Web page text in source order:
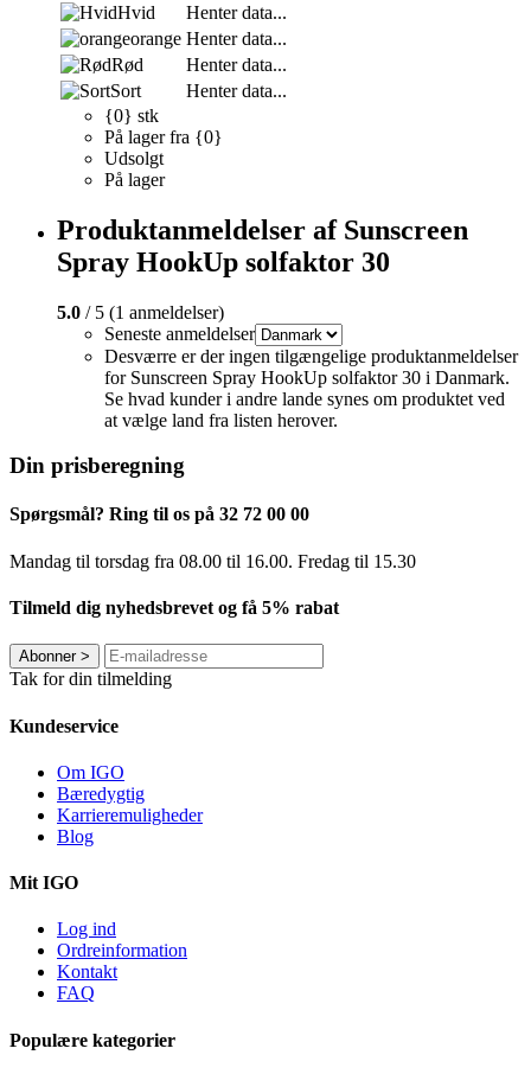
Hvid
Henter data...
orange Henter data...
Rød
Henter data...
Sort
Henter data...
{0} stk
På lager fra {0}
Udsolgt
På lager
Produktanmeldelser af Sunscreen
Spray HookUp solfaktor 30
5.0 / 5 (1 anmeldelser)
Seneste anmeldelser
Desværre er der ingen tilgængelige produktanmeldelser
for Sunscreen Spray HookUp solfaktor 30 i Danmark.
Se hvad kunder i andre lande synes om produktet ved
at vælge land fra listen herover.
Din prisberegning
Spørgsmål? Ring til os på 32 72 00 00
Mandag til torsdag fra 08.00 til 16.00. Fredag ​​til 15.30
Tilmeld dig nyhedsbrevet og få 5% rabat
Abonner>
Tak for din tilmelding
Kundeservice
Om IGO
Bæredygtig
Karrieremuligheder
Blog
Mit IGO
Log ind
Ordreinformation
Kontakt
FAQ
Populære kategorier